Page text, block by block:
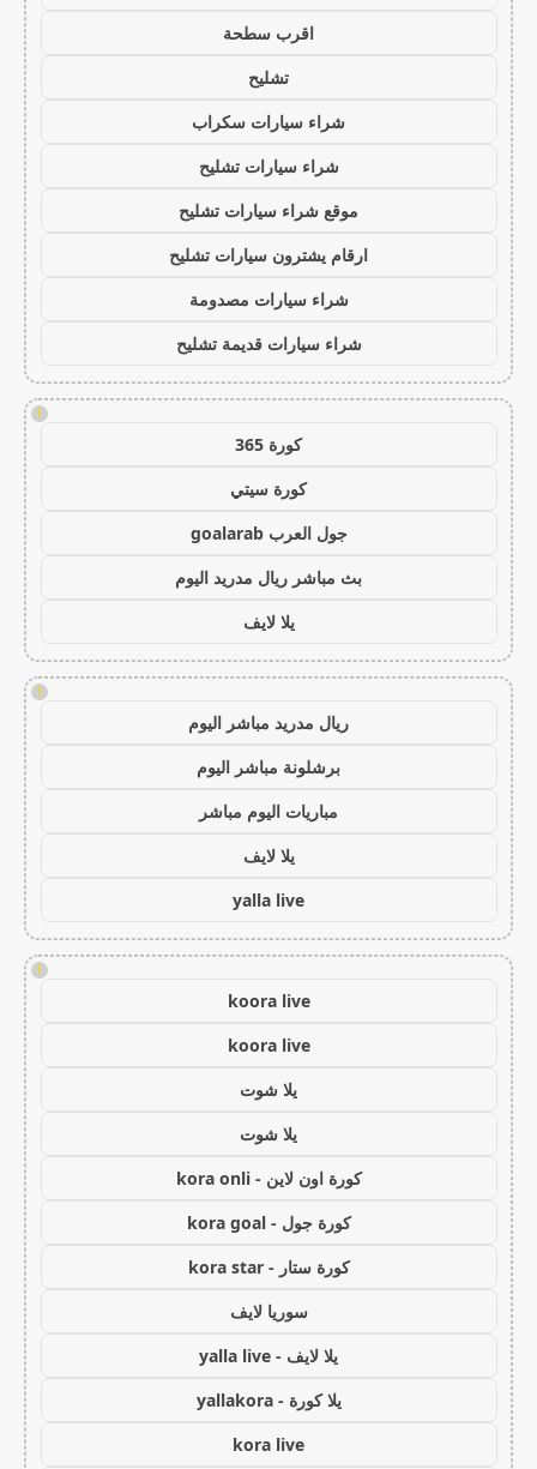
اقرب سطحة
تشليح
شراء سيارات سكراب
شراء سيارات تشليح
موقع شراء سيارات تشليح
ارقام يشترون سيارات تشليح
شراء سيارات مصدومة
شراء سيارات قديمة تشليح
!
كورة 365
كورة سيتي
جول العرب goalarab
بث مباشر ريال مدريد اليوم
يلا لايف
!
ريال مدريد مباشر اليوم
برشلونة مباشر اليوم
مباريات اليوم مباشر
يلا لايف
yalla live
!
koora live
koora live
يلا شوت
يلا شوت
كورة اون لاين - kora onli
كورة جول - kora goal
كورة ستار - kora star
سوريا لايف
يلا لايف - yalla live
يلا كورة - yallakora
kora live